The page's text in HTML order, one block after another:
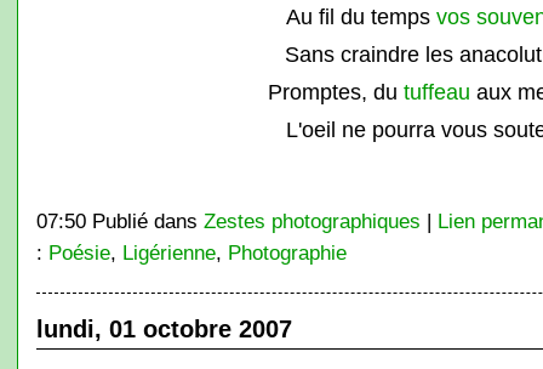
Au fil du tempsvos
Sans craindre les
Promptes, du tuffeau aux
L'oeil ne pourra vous
07:50 Publié dans Zestes photographiques | Lien
: Poésie, Ligérienne, Photographie
lundi, 01 octobre 2007